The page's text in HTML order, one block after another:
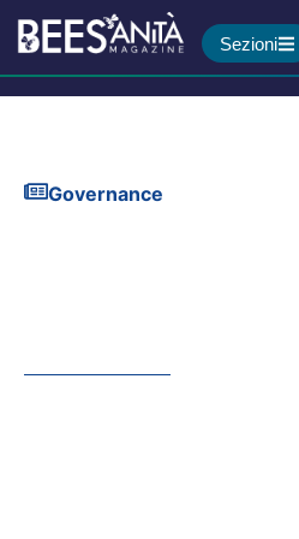
Sezioni
Governance